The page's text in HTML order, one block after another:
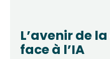
L’avenir de
face à l’IA